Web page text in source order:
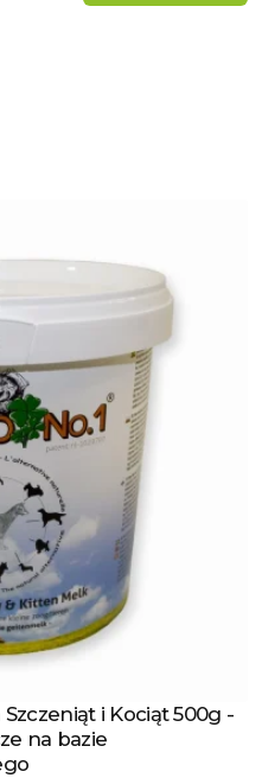
i Kociąt 500g -
na bazie